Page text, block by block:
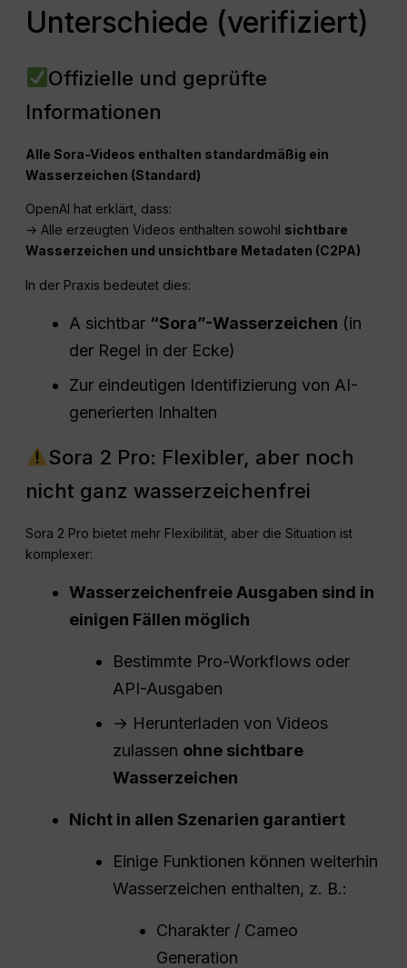
Unterschiede (verifiziert)
Offizielle und geprüfte
Informationen
Alle Sora-Videos enthalten standardmäßig ein
Wasserzeichen (Standard)
OpenAI hat erklärt, dass:
→ Alle erzeugten Videos enthalten sowohl sichtbare
Wasserzeichen und unsichtbare Metadaten (C2PA)
In der Praxis bedeutet dies:
A sichtbar “Sora”-Wasserzeichen (in
der Regel in der Ecke)
Zur eindeutigen Identifizierung von AI-
generierten Inhalten
Sora 2 Pro: Flexibler, aber noch
nicht ganz wasserzeichenfrei
Sora 2 Pro bietet mehr Flexibilität, aber die Situation ist
komplexer:
Wasserzeichenfreie Ausgaben sind in
einigen Fällen möglich
Bestimmte Pro-Workflows oder
API-Ausgaben
→ Herunterladen von Videos
zulassen ohne sichtbare
Wasserzeichen
Nicht in allen Szenarien garantiert
Einige Funktionen können weiterhin
Wasserzeichen enthalten, z. B.:
Charakter / Cameo
Generation